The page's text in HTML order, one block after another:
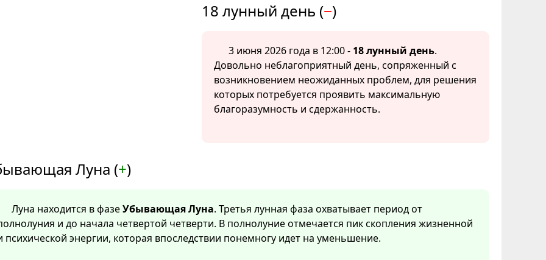
18 лунный день (−)
3 июня 2026 года в 12:00 - 18 лунный день.
Довольно неблагоприятный день, сопряженный с
возникновением неожиданных проблем, для решения
которых потребуется проявить максимальную
благоразумность и сдержанность.
Луна (+)
Луна находится в фазеУбывающая Луна. Третья лунная фаза охватывает период от
и до начала четвертой четверти. В полнолуние отмечается пик скопления жизненной
психической энергии, которая впоследствии понемногу идет на уменьшение.